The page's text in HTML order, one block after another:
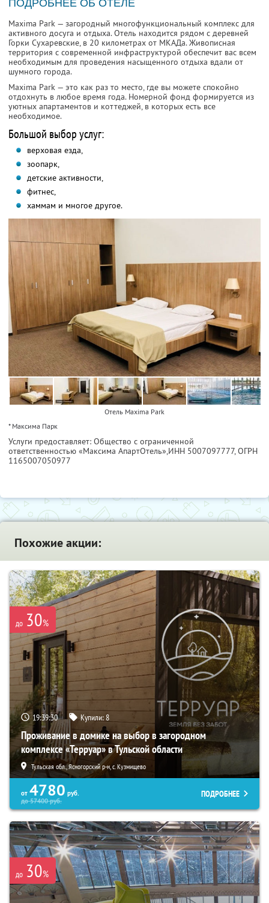
ПОДРОБНЕЕ ОБ ОТЕЛЕ
Maxima Park — загородный многофункциональный комплекс для
активного досуга и отдыха. Отель находится рядом с деревней
Горки Сухаревские, в 20 километрах от МКАДа. Живописная
территория с современной инфраструктурой обеспечит вас всем
необходимым для проведения насыщенного отдыха вдали от
шумного города.
Maxima Park — это как раз то место, где вы можете спокойно
отдохнуть в любое время года. Номерной фонд формируется из
уютных апартаментов и коттеджей, в которых есть все
необходимое.
Большой выбор услуг:
верховая езда,
зоопарк,
детские активности,
фитнес,
хаммам и многое другое.
Отель Maxima Park
* Максима Парк
Услуги предоставляет: Общество с ограниченной
ответственностью «Максима АпартОтель»,ИНН 5007097777, ОГРН
1165007050977
Похожие акции:
до 30%
19:39:28 Купили:8
Проживание в домике на выбор в загородном
комплексе «Терруар» в Тульской области
Тульская обл., Ясногорский р-н, с. Кузмищево
от 4780 руб.
до57400руб.
ПОДРОБНЕЕ
до 30%